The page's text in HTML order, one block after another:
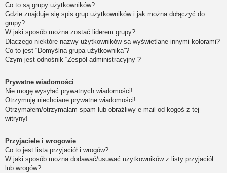
Co to są grupy użytkowników?
Gdzie znajduje się spis grup użytkowników i jak można dołączyć do
grupy?
W jaki sposób można zostać liderem grupy?
Dlaczego niektóre nazwy użytkowników są wyświetlane innymi kolorami?
Co to jest “Domyślna grupa użytkownika”?
Czym jest odnośnik “Zespół administracyjny”?
Prywatne wiadomości
Nie mogę wysyłać prywatnych wiadomości!
Otrzymuję niechciane prywatne wiadomości!
Otrzymałem/otrzymałam spam lub obraźliwy e-mail od kogoś z tej
witryny!
Przyjaciele i wrogowie
Co to jest lista przyjaciół i wrogów?
W jaki sposób można dodawać/usuwać użytkowników z listy przyjaciół
lub wrogów?